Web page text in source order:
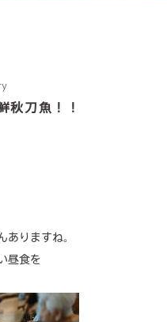
秋刀魚！！
ありますね。
昼食を